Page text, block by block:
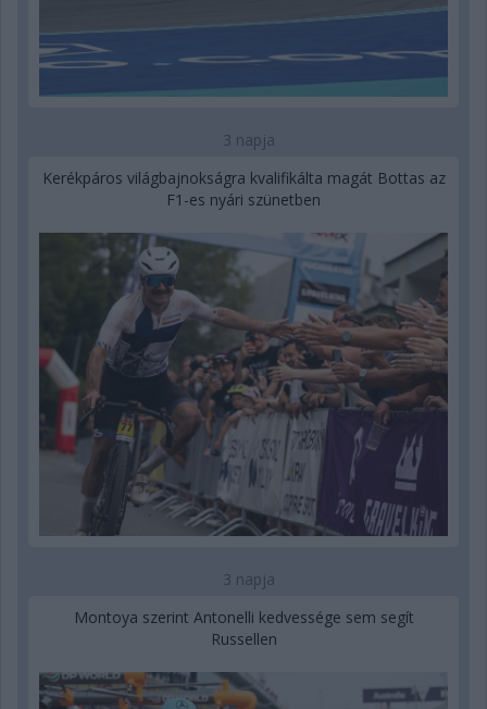
3 napja
Kerékpáros világbajnokságra kvalifikálta magát Bottas az
F1-es nyári szünetben
3 napja
Montoya szerint Antonelli kedvessége sem segít
Russellen